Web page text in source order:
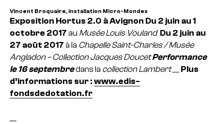
Vincent Broquaire, installation Micro-Mondes
Exposition Hortus 2.0 à Avignon Du 2 juin au 1
octobre 2017 au Musée Louis Vouland Du 2 juin au
27 août 2017 à la Chapelle Saint-Charles / Musée
Angladon – Collection Jacques Doucet Performance
le 16 septembredans la collection Lambert__
Plus
d’informations sur : www.edis-
fondsdedotation.fr